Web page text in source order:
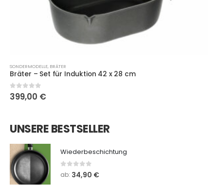
SONDERMODELLE, BRÄTER
Bräter – Set für Induktion 42 x 28 cm
0out of 5
399,00 €
UNSERE BESTSELLER
Wiederbeschichtung
out of 5
ab: 34,90 €